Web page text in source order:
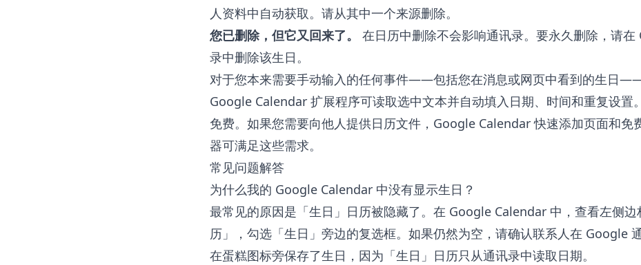
人资料中自动获取。请从其中一个来源删除。
您已删除，但它又回来了。
在日历中删除不会影响通讯录。要永久删除，请
录中删除该生日。
对于您本来需要手动输入的任何事件——包括您在消息或网页中看到的生日
Google Calendar 扩展程序可读取选中文本并自动填入日期、时间和重复设置
免费。如果您需要向他人提供日历文件， Google Calendar 快速添加页面和免
器可满足这些需求。
常见问题解答
为什么我的 Google Calendar 中没有显示生日？
最常见的原因是「生日」日历被隐藏了。在 Google Calendar 中，查看左侧边
历」，勾选「生日」旁边的复选框。如果仍然为空，请确认联系人在 Google
在蛋糕图标旁保存了生日，因为「生日」日历只从通讯录中读取日期。